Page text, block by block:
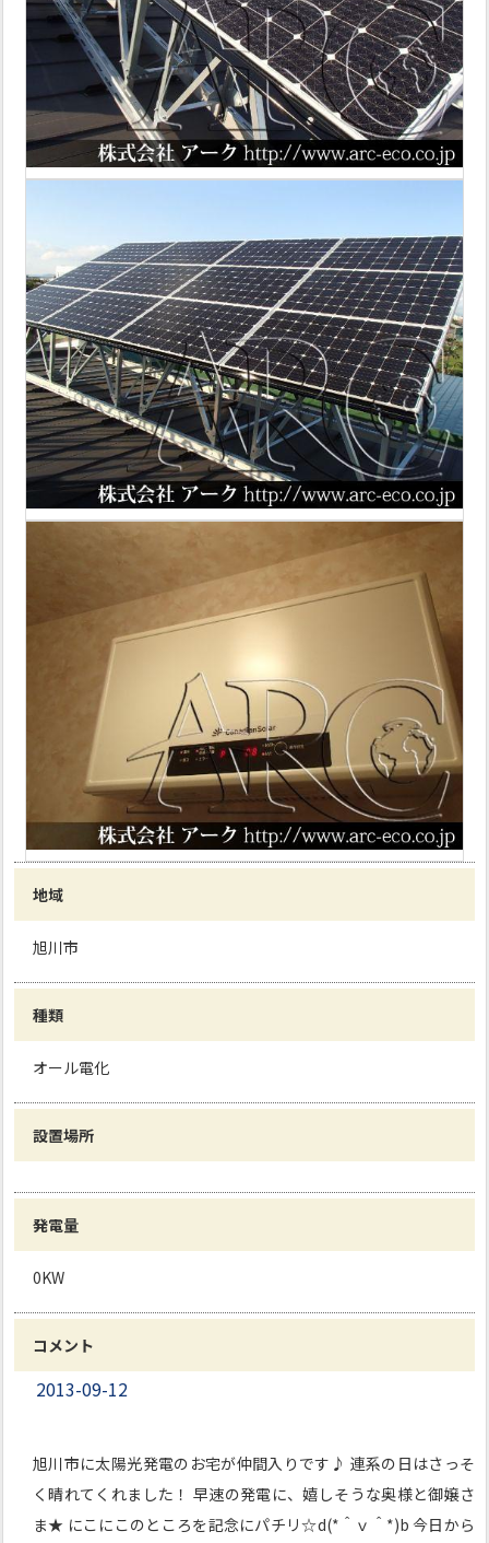
地域
旭川市
種類
オール電化
設置場所
発電量
0KW
コメント
2013-09-12
旭川市に太陽光発電のお宅が仲間入りです♪ 連系の日はさっそ
く晴れてくれました！ 早速の発電に、嬉しそうな奥様と御嬢さ
ま★ にこにこのところを記念にパチリ☆d(*＾ｖ＾*)b 今日から